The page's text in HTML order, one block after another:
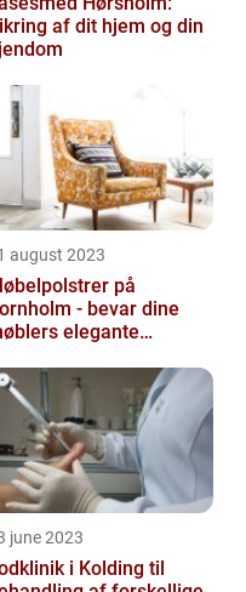
af dit hjem og din
august 2023
på
- bevar dine
elegante
june 2023
i Kolding til